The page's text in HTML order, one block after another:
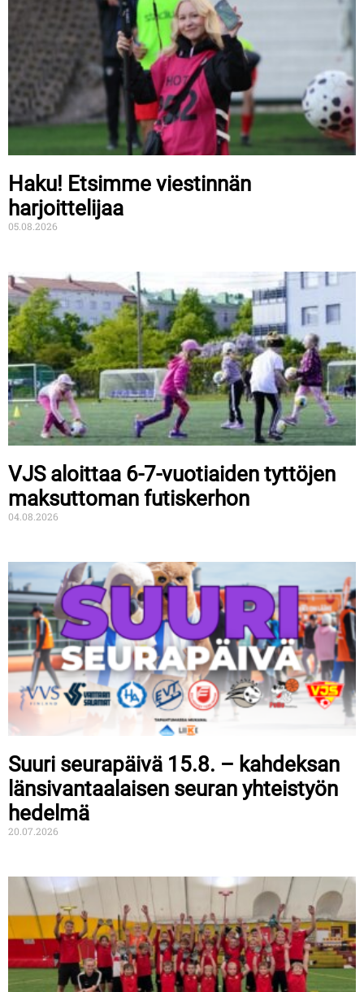
Haku! Etsimme viestinnän
harjoittelijaa
05.08.2026
VJS aloittaa 6-7-vuotiaiden tyttöjen
maksuttoman futiskerhon
04.08.2026
Suuri seurapäivä 15.8. – kahdeksan
länsivantaalaisen seuran yhteistyön
hedelmä
20.07.2026